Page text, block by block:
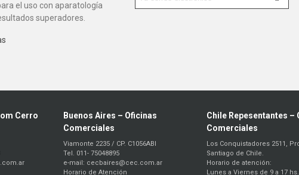
el uso con aparatología
superadores.
Cerro
Buenos Aires – Oficinas
Comerciales
Viamonte 2235 / CP. C1056ABI
Tel. 011- 75048895
e-mail: cecbaires@cec.com.ar
Horario de Atención
Chile Repesentantes –
Comerciales
Los Conquistadores 2511,
Santiago de Chile.
Horario de atención:
Lunes a Viernes de 9 a 17 hs.